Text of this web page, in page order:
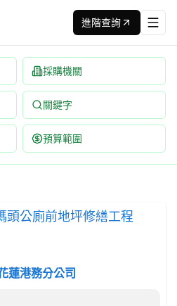
進階查詢
採購機關
關鍵字
預算範圍
廁前地坪修繕工程 招標公告 |
程 | 招標方式：公開招標 | 決
頭公廁前地坪修繕工程
蓮港務分公司